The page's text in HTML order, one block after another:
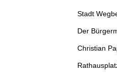
Stadt
Der
Christian